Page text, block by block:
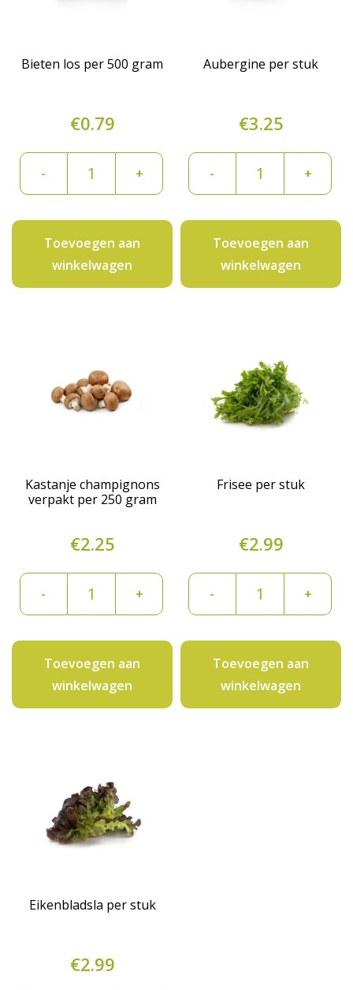
Bieten los per 500 gram
€0.79
-
gram
aantal
+
Toevoegen aan
winkelwagen
Aubergine per stuk
€3.25
- +
Toevoegen aan
winkelwagen
Kastanje champignons
verpakt per 250 gram
€2.25
-
champignons
250
gram
+
Toevoegen aan
winkelwagen
Frisee per stuk
€2.99
- +
Toevoegen aan
winkelwagen
Eikenbladsla per stuk
€2.99